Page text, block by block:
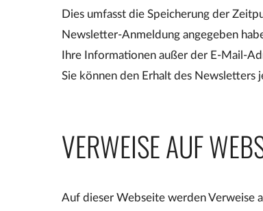
Dies umfasst die Speicherung der
Newsletter-Anmeldung angegeben
Ihre Informationen außer der E-Mail-
Sie können den Erhalt des
VERWEISE AUF
Auf dieser Webseite werden Verweise